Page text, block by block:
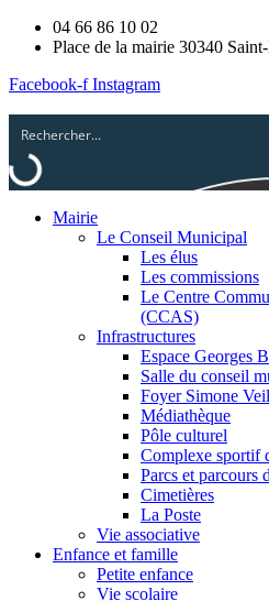
04 66 86 10 02
Place de la mairie 30340
Facebook-f Instagram
Mairie
Le Conseil Municipal
Les élus
Les commissions
Le Centre
(CCAS)
Infrastructures
Espace Georges
Salle du conseil
Foyer Simone Veil
Médiathèque
Pôle culturel
Complexe sportif
Parcs et parcours
Cimetières
La Poste
Vie associative
Enfance et famille
Petite enfance
Vie scolaire